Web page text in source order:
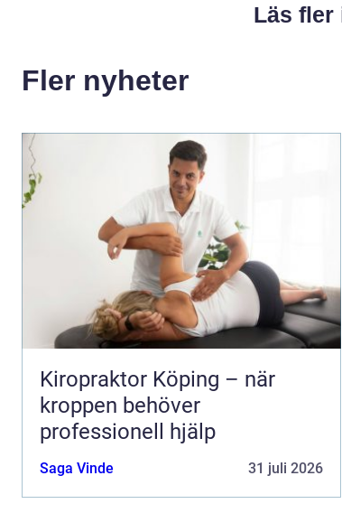
Läs fler
Fler nyheter
Kiropraktor Köping – när
kroppen behöver
professionell hjälp
Saga Vinde 31 juli 2026